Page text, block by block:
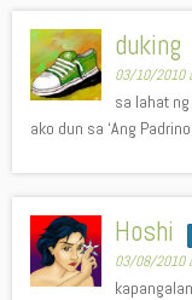
duking
03/10/2010
sa lahat
ako dun sa ‘Ang
Hoshi
03/08/2010